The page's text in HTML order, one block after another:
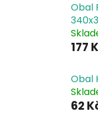
Obal
177
Obal
62